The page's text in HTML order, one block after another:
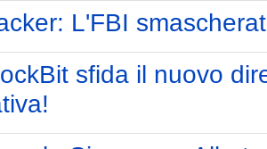
L'FBI
sfida il nuovo